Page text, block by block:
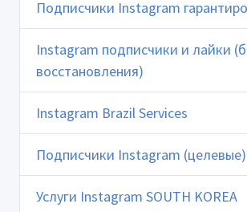
Подписчики Instagram
Instagram подписчики и лайки
восстановления)
Instagram Brazil Services
Подписчики Instagram (целевые)
Услуги Instagram SOUTH KOREA